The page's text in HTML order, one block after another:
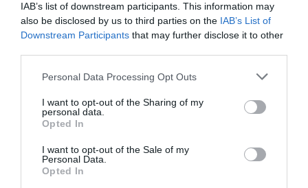
IAB’s list of downstream participants. This information may
also be disclosed by us to third parties on the IAB’s List of
Downstream Participants that may further disclose it to other
Please note that this website/app uses one or more Google
not limited to your visit or usage behaviour. You may click to
grant or deny consent to Google and its third-party tags to
use your data for below specified purposes in below Google
consent section.
Personal Data Processing Opt Outs
I want to opt-out of the Sharing of my
personal data.
Opted In
I want to opt-out of the Sale of my
Personal Data.
Opted In
Probléma jelentése Te vagy a tulajdonos?